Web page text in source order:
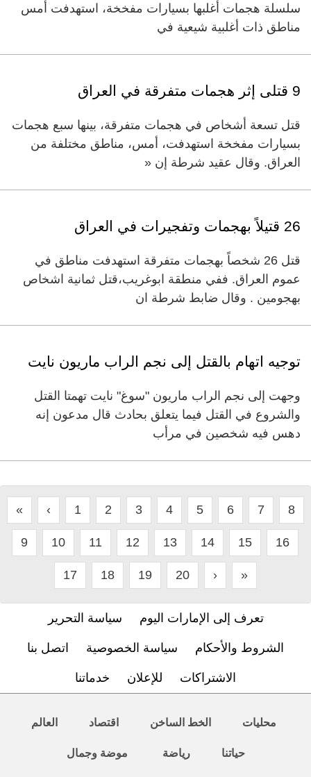
سلسلة هجمات أغلبها بسيارات مفخخة، استهدفت أمس
مناطق ذات أغلبية شيعية في
9 قتلى إثر هجمات متفرقة في العراق
قتل تسعة أشخاص في هجمات متفرقة، بينها سبع هجمات
بسيارات مفخخة استهدفت، أمس، مناطق مختلفة من
العراق. وقال عقيد شرطة إن «
26 قتيلاً بهجمات وتفجيرات في العراق
قتل 26 شخصاً بهجمات متفرقة استهدفت مناطق في
عموم العراق. ففي منطقة ابوغريب،قتل ثمانية اشخاص
بهجومين . وقال ضابط شرطة ان
توجيه اتهام بالقتل إلى نجم الراب ماريون نايت
وجهت إلى نجم الراب ماريون "سوغ" نايت تهمتا القتل
والشروع في القتل فيما يتعلق بحادث قال مدعون إنه
دهس فيه شخصين في مرأب
« ‹ 1 2 3 4 5 6 7 8
9 10 11 12 13 14 15 16
17 18 19 20 › »
تعرف إلى الإمارات اليوم سياسة التحرير
الشروط والأحكام سياسة الخصوصية اتصل بنا
الاشتراكات للإعلان خدماتنا
محليات الخط الساخن اقتصاد العالم
حياتنا رياضة موضة وجمال